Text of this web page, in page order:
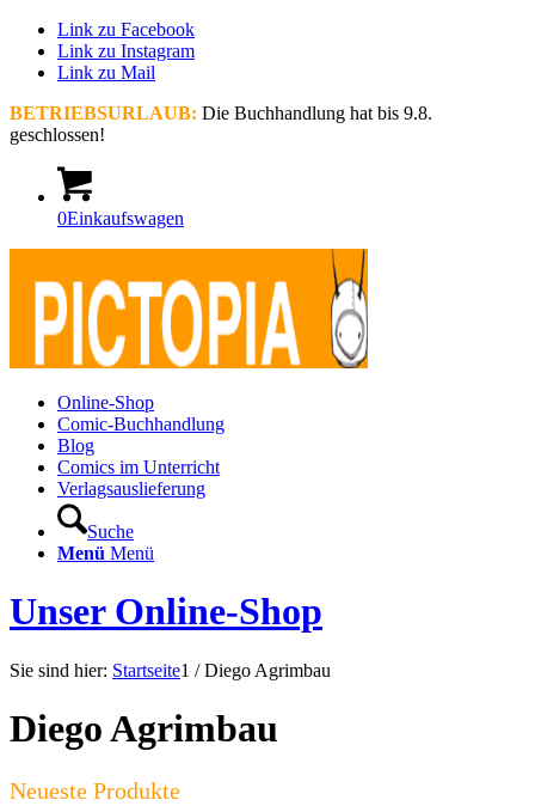
Link zu Facebook
Link zu Instagram
Link zu Mail
BETRIEBSURLAUB: Die Buchhandlung hat bis 9.8.
geschlossen!
0Einkaufswagen
Online-Shop
Comic-Buchhandlung
Blog
Comics im Unterricht
Verlagsauslieferung
Suche
Menü Menü
Unser Online-Shop
Sie sind hier: Startseite1 / Diego Agrimbau
Diego Agrimbau